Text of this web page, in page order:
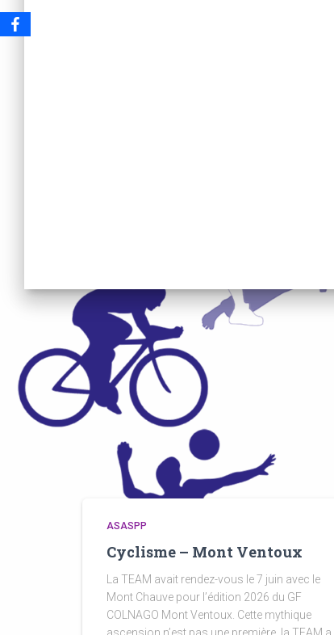
ASASPP
Cyclisme – Mont Ventoux
La TEAM avait rendez-vous le 7 juin avec le
Mont Chauve pour l’édition 2026 du GF
COLNAGO Mont Ventoux. Cette mythique